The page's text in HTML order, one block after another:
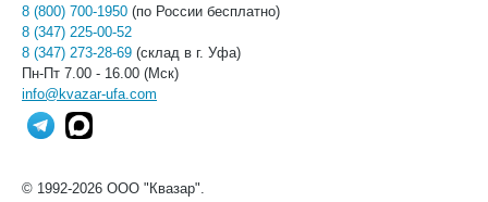
8 (800) 700-1950 (по России бесплатно)
8 (347) 225-00-52
8 (347) 273-28-69 (склад в г. Уфа)
Пн-Пт 7.00 - 16.00 (Мск)
info@kvazar-ufa.com
© 1992-2026 ООО "Квазар".